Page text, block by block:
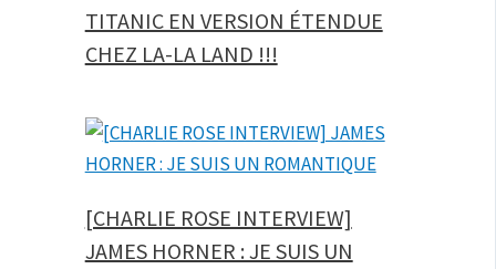
TITANIC EN VERSION ÉTENDUE
CHEZ LA-LA LAND !!!
[CHARLIE ROSE INTERVIEW]
JAMES HORNER : JE SUIS UN